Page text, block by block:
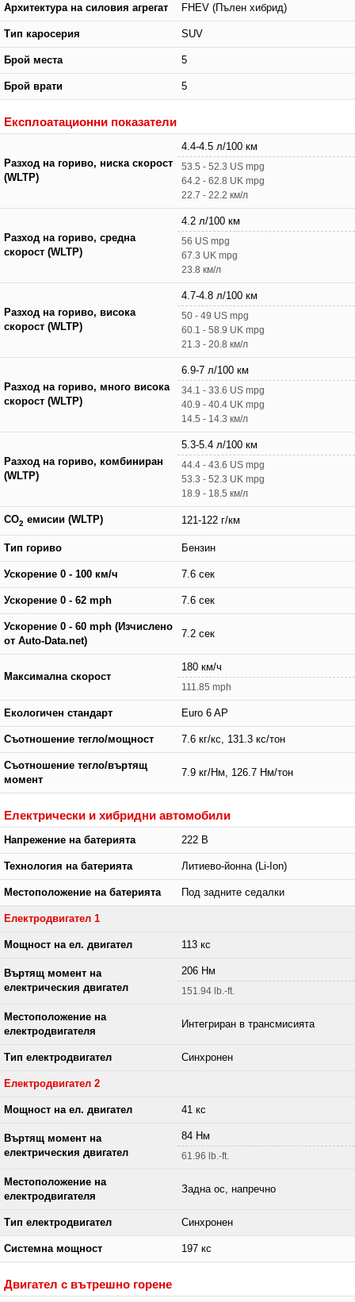
Архитектура на силовия агрегат FHEV (Пълен хибрид)
Тип каросерия SUV
Брой места 5
Брой врати 5
Експлоатационни показатели
Разход на гориво, ниска скорост
(WLTP)
4.4-4.5 л/100 км
53.5 - 52.3 US mpg
64.2 - 62.8 UK mpg
22.7 - 22.2 км/л
Разход на гориво, средна
скорост (WLTP)
4.2 л/100 км
56 US mpg
67.3 UK mpg
23.8 км/л
Разход на гориво, висока
скорост (WLTP)
4.7-4.8 л/100 км
50 - 49 US mpg
60.1 - 58.9 UK mpg
21.3 - 20.8 км/л
Разход на гориво, много висока
скорост (WLTP)
6.9-7 л/100 км
34.1 - 33.6 US mpg
40.9 - 40.4 UK mpg
14.5 - 14.3 км/л
Разход на гориво, комбиниран
(WLTP)
5.3-5.4 л/100 км
44.4 - 43.6 US mpg
53.3 - 52.3 UK mpg
18.9 - 18.5 км/л
CO2 емисии (WLTP) 121-122 г/км
Тип гориво Бензин
Ускорение 0 - 100 км/ч 7.6 сек
Ускорение 0 - 62 mph 7.6 сек
Ускорение 0 - 60 mph (Изчислено
от Auto-Data.net)
7.2 сек
Максимална скорост
180 км/ч
111.85 mph
Екологичен стандарт Euro 6 AP
Съотношение тегло/мощност 7.6 кг/кс, 131.3 кс/тон
Съотношение тегло/въртящ
момент
7.9 кг/Нм, 126.7 Нм/тон
Електрически и хибридни автомобили
Напрежение на батерията 222 В
Технология на батерията Литиево-йонна (Li-Ion)
Местоположение на батерията Под задните седалки
Електродвигател 1
Мощност на ел. двигател 113 кс
Въртящ момент на
електрическия двигател
206 Нм
151.94 lb.-ft.
Местоположение на
електродвигателя
Интегриран в трансмисията
Тип електродвигател Синхронен
Електродвигател 2
Мощност на ел. двигател 41 кс
Въртящ момент на
електрическия двигател
84 Нм
61.96 lb.-ft.
Местоположение на
електродвигателя
Задна ос, напречно
Тип електродвигател Синхронен
Системна мощност 197 кс
Двигател с вътрешно горене